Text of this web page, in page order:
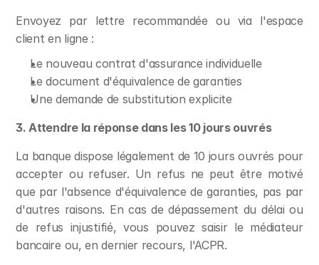
Envoyez par lettre recommandée ou via l'espace
client en ligne :
Le nouveau contrat d'assurance individuelle
Le document d'équivalence de garanties
Une demande de substitution explicite
3. Attendre la réponse dans les 10 jours ouvrés
La banque dispose légalement de 10 jours ouvrés pour
accepter ou refuser. Un refus ne peut être motivé
que par l'absence d'équivalence de garanties, pas par
d'autres raisons. En cas de dépassement du délai ou
de refus injustifié, vous pouvez saisir le médiateur
bancaire ou, en dernier recours, l'ACPR.